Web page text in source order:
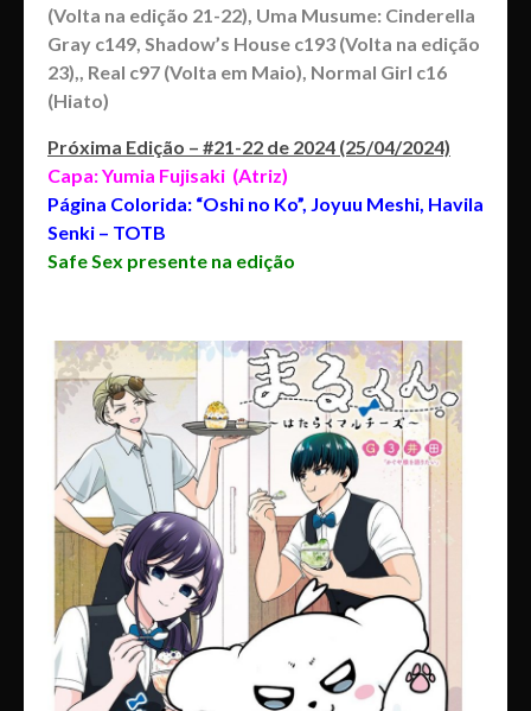
(Volta na edição 21-22), Uma Musume: Cinderella
Gray c149, Shadow’s House c193 (Volta na edição
23),, Real c97 (Volta em Maio), Normal Girl c16
(Hiato)
Próxima Edição – #21-22 de 2024 (25/04/2024)
Capa: Yumia Fujisaki (Atriz)
Página Colorida: “Oshi no Ko”, Joyuu Meshi, Havila
Senki – TOTB
Safe Sex presente na edição